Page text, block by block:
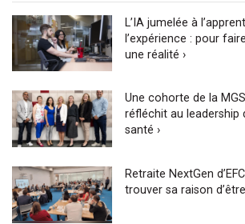
L’IA jumelée à
l’expérience : pour
une réalité ›
Une cohorte de la
réfléchit au leadership
santé ›
Retraite NextGen
trouver sa raison